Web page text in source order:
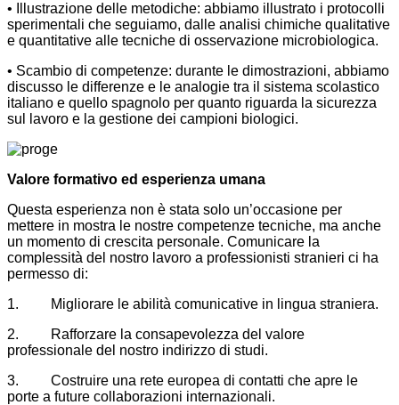
• Illustrazione delle metodiche: abbiamo illustrato i protocolli
sperimentali che seguiamo, dalle analisi chimiche qualitative
e quantitative alle tecniche di osservazione microbiologica.
• Scambio di competenze: durante le dimostrazioni, abbiamo
discusso le differenze e le analogie tra il sistema scolastico
italiano e quello spagnolo per quanto riguarda la sicurezza
sul lavoro e la gestione dei campioni biologici.
Valore formativo ed esperienza umana
Questa esperienza non è stata solo un’occasione per
mettere in mostra le nostre competenze tecniche, ma anche
un momento di crescita personale. Comunicare la
complessità del nostro lavoro a professionisti stranieri ci ha
permesso di:
1.
Migliorare le abilità comunicative in lingua straniera.
2.
Rafforzare la consapevolezza del valore
professionale del nostro indirizzo di studi.
3.
Costruire una rete europea di contatti che apre le
porte a future collaborazioni internazionali.